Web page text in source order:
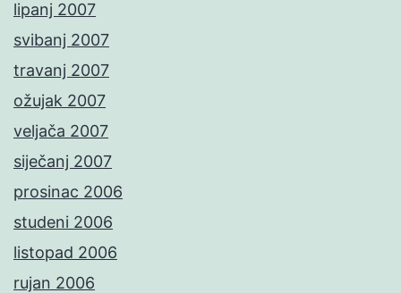
lipanj 2007
svibanj 2007
travanj 2007
ožujak 2007
veljača 2007
siječanj 2007
prosinac 2006
studeni 2006
listopad 2006
rujan 2006